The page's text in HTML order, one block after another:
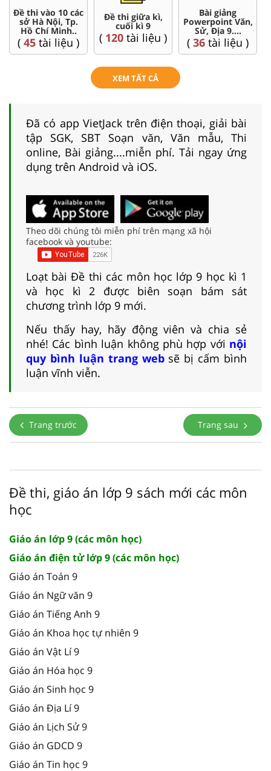
Đề thi vào 10 các
sở Hà Nội, Tp.
Hồ Chí Minh..
( 45 tài liệu )
Đề thi giữa kì,
cuối kì 9
( 120 tài liệu )
Bài giảng
Powerpoint Văn,
Sử, Địa 9....
( 36 tài liệu )
XEM TẤT CẢ
Đã có app VietJack trên điện thoại, giải bài
tập SGK, SBT Soạn văn, Văn mẫu, Thi
online, Bài giảng....miễn phí. Tải ngay ứng
dụng trên Android và iOS.
Theo dõi chúng tôi miễn phí trên mạng xã hội
facebook và youtube:
Loạt bài Đề thi các môn học lớp 9 học kì 1
và học kì 2 được biên soạn bám sát
chương trình lớp 9 mới.
Nếu thấy hay, hãy động viên và chia sẻ
nhé! Các bình luận không phù hợp với nội
quy bình luận trang websẽ bị cấm bình
luận vĩnh viễn.
Trang trước Trang sau
Đề thi, giáo án lớp 9 sách mới các môn
học
Giáo án lớp 9 (các môn học)
Giáo án điện tử lớp 9 (các môn học)
Giáo án Toán 9
Giáo án Ngữ văn 9
Giáo án Tiếng Anh 9
Giáo án Khoa học tự nhiên 9
Giáo án Vật Lí 9
Giáo án Hóa học 9
Giáo án Sinh học 9
Giáo án Địa Lí 9
Giáo án Lịch Sử 9
Giáo án GDCD 9
Giáo án Tin học 9